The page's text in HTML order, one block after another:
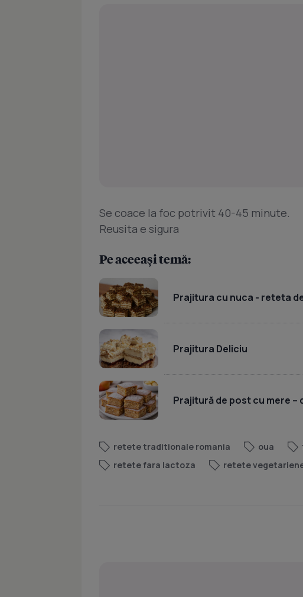
Se coace la foc potrivit 40-45 minute.
Reusita e sigura
Pe aceeași temă:
Prajitura cu nuca - reteta
Prajitura Deliciu
Prajitură de post cu mere
retete traditionale romania oua
retete fara lactoza
retete